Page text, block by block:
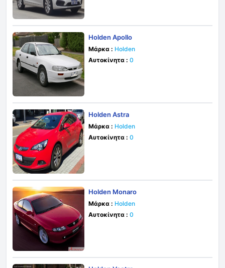
Holden Apollo
Μάρκα : Holden
Αυτοκίνητα : 0
Holden Astra
Μάρκα : Holden
Αυτοκίνητα : 0
Holden Monaro
Μάρκα : Holden
Αυτοκίνητα : 0